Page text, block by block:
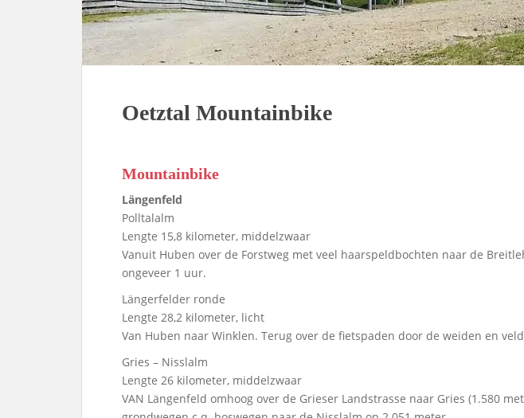
Oetztal Mountainbike
Mountainbike
Längenfeld
Polltalalm
Lengte 15,8 kilometer, middelzwaar
Vanuit Huben over de Forstweg met veel haarspeldbochten naar de
ongeveer 1 uur.
Längerfelder ronde
Lengte 28,2 kilometer, licht
Van Huben naar Winklen. Terug over de fietspaden door de weiden en
Gries – Nisslalm
Lengte 26 kilometer, middelzwaar
VAN Längenfeld omhoog over de Grieser Landstrasse naar Gries (1.580